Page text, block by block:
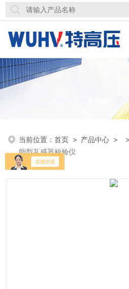
当前位置：首页 > 产品中心 >
能型互感器校验仪